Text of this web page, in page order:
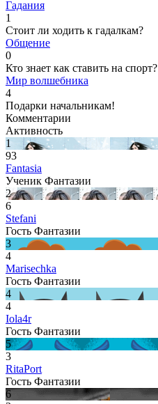
Гадания
1
Стоит ли ходить к гадалкам?
Общение
0
Кто знает как ставить на спорт?
Мир волшебника
4
Подарки начальникам!
Комментарии
Активность
1
93
Fantasia
Ученик Фантазии
2
6
Stefani
Гость Фантазии
3
4
Marisechka
Гость Фантазии
4
4
Iola4r
Гость Фантазии
5
3
RitaPort
Гость Фантазии
6